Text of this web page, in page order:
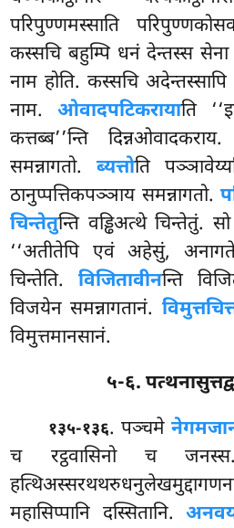
परिपुण्णमस्साति
कस्सचि बहुम्पि धनं देन्तस्स
नाम होति. कस्सचि
नाम.ओवादपटिकरायाति
कत्तब्ब’’न्ति दिन्नओवादकराय.
समन्नागतो.ब्यत्तोति
ठानुप्पत्तिकपञ्ञाय समन्नागतो.
चिन्तेतुन्ति वड्ढिअत्थे चिन्तेतुं.
‘‘अतीतेपि एवं अहेसुं,
चिन्तेति. विजितावीनन्ति
विजयेन समन्नागतानं.
विमुत्तमानसानं.
५-६.
१३५-१३६. पञ्चमे
च रट्ठवासिनो च
महासिप्पानि दस्सितानि.